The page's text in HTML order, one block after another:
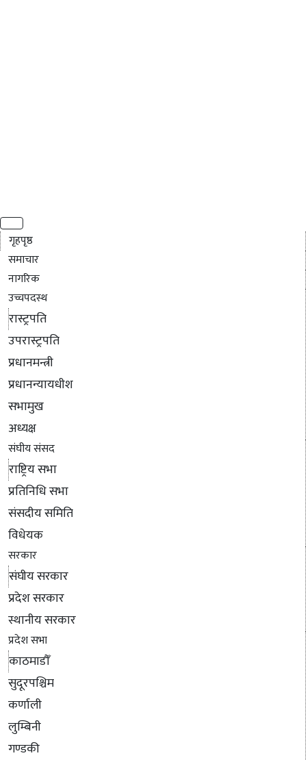
गृहपृष्ठ
समाचार
नागरिक
उच्चपदस्थ
रास्ट्रपति
उपरास्ट्रपति
प्रधानमन्त्री
प्रधानन्यायधीश
सभामुख
अध्यक्ष
संघीय संसद
राष्ट्रिय सभा
प्रतिनिधि सभा
संसदीय समिति
विधेयक
सरकार
संघीय सरकार
प्रदेश सरकार
स्थानीय सरकार
प्रदेश सभा
काठमाडौँ
सुदूरपश्चिम
कर्णाली
लुम्बिनी
गण्डकी